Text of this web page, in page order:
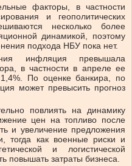
факторы, в частности
и геополитических
несколько более
динамикой, поэтому
подхода НБУ пока нет.
инфляция превышала
в частности в апреле ее
1,4%. По оценке банкира, по
может превысить прогноз
повлиять на динамику
цен на топливо после
и увеличение предложения
тогда как военные риски и
и логистической
повышать затраты бизнеса.